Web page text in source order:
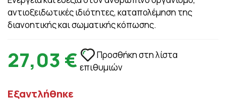
αντιοξειδωτικές ιδιότητες, καταπολέμηση της
διανοητικής και σωματικής κόπωσης.
27,03 €
Προσθήκη στη λίστα
επιθυμιών
Εξαντλήθηκε